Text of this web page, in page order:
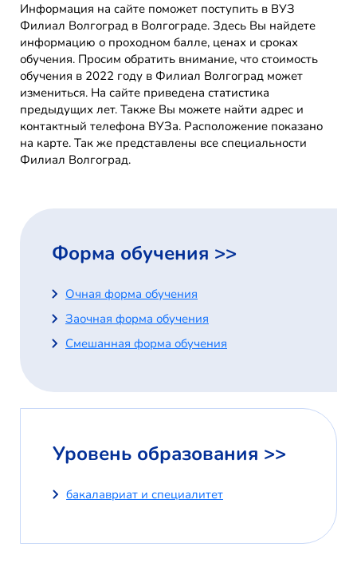
Информация на сайте поможет поступить в ВУЗ
Филиал Волгоград в Волгограде. Здесь Вы найдете
информацию о проходном балле, ценах и сроках
обучения. Просим обратить внимание, что стоимость
обучения в 2022 году в Филиал Волгоград может
измениться. На сайте приведена статистика
предыдущих лет. Также Вы можете найти адрес и
контактный телефона ВУЗа. Расположение показано
на карте. Так же представлены все специальности
Филиал Волгоград.
Форма обучения >>
Очная форма обучения
Заочная форма обучения
Смешанная форма обучения
Уровень образования >>
бакалавриат и специалитет